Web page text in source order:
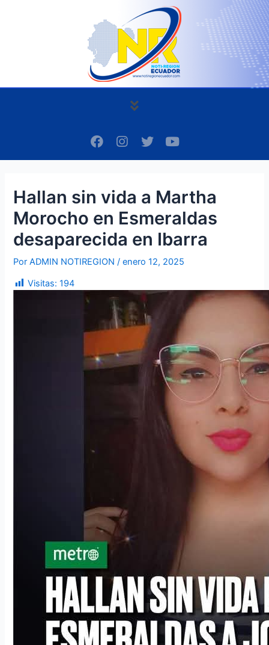
Menú
F
a
c
o
k
I
n
s
g
r
a
m
T
w
i
e
Y
o
u
b
Hallan sin vida a Martha
Morocho en Esmeraldas
desaparecida en Ibarra
PorADMIN NOTIREGION/enero 12, 2025
Visitas: 194